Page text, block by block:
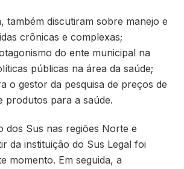
também discutiram sobre manejo e
crônicas e complexas;
do ente municipal na
públicas na área da saúde;
o gestor da pesquisa de preços de
produtos para a saúde.
dos Sus nas regiões Norte e
da instituição do Sus Legal foi
momento. Em seguida, a